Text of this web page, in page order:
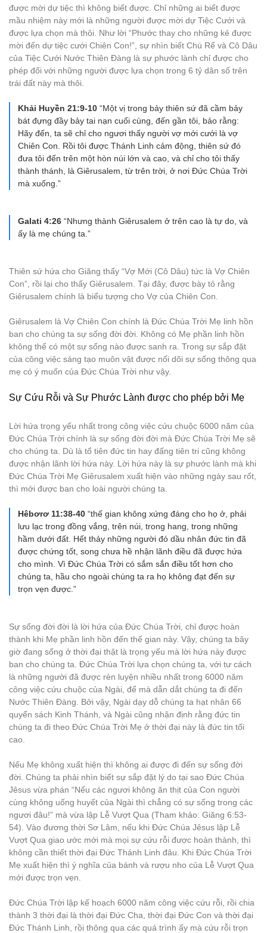
được mời dự tiệc thì không biết được. Chỉ những ai biết được
mầu nhiệm này mới là những người được mời dự Tiệc Cưới và
được lựa chọn mà thôi. Như lời “Phước thay cho những kẻ được
mời đến dự tiệc cưới Chiên Con!”, sự nhìn biết Chú Rể và Cô Dâu
của Tiệc Cưới Nước Thiên Đàng là sự phước lành chỉ được cho
phép đối với những người được lựa chọn trong 6 tỷ dân số trên
trái đất này mà thôi.
Khải Huyền 21:9-10 “Một vị trong bảy thiên sứ đã cầm bảy
bát đựng đầy bảy tai nạn cuối cùng, đến gần tôi, bảo rằng:
Hãy đến, ta sẽ chỉ cho ngươi thấy người vợ mới cưới là vợ
Chiên Con. Rồi tôi được Thánh Linh cảm động, thiên sứ đó
đưa tôi đến trên một hòn núi lớn và cao, và chỉ cho tôi thấy
thành thánh, là Giêrusalem, từ trên trời, ở nơi Đức Chúa Trời
mà xuống.”
Galati 4:26 “Nhưng thành Giêrusalem ở trên cao là tự do, và
ấy là mẹ chúng ta.”
Thiên sứ hứa cho Giăng thấy “Vợ Mới (Cô Dâu) tức là Vợ Chiên
Con”, rồi lại cho thấy Giêrusalem. Tại đây, được bày tỏ rằng
Giêrusalem chính là biểu tượng cho Vợ của Chiên Con.
Giêrusalem là Vợ Chiên Con chính là Đức Chúa Trời Mẹ linh hồn
ban cho chúng ta sự sống đời đời. Không có Mẹ phần linh hồn
không thể có một sự sống nào được sanh ra. Trong sự sắp đặt
của công việc sáng tạo muôn vật được nối dõi sự sống thông qua
mẹ có ý muốn của Đức Chúa Trời như vậy.
Sự Cứu Rỗi và Sự Phước Lành được cho phép bởi Mẹ
Lời hứa trọng yếu nhất trong công việc cứu chuộc 6000 năm của
Đức Chúa Trời chính là sự sống đời đời mà Đức Chúa Trời Mẹ sẽ
cho chúng ta. Dù là tổ tiên đức tin hay đấng tiên tri cũng không
được nhận lãnh lời hứa này. Lời hứa này là sự phước lành mà khi
Đức Chúa Trời Mẹ Giêrusalem xuất hiện vào những ngày sau rốt,
thì mới được ban cho loài người chúng ta.
Hêbơrơ 11:38-40 “thế gian không xứng đáng cho họ ở, phải
lưu lạc trong đồng vắng, trên núi, trong hang, trong những
hầm dưới đất. Hết thảy những người đó dầu nhân đức tin đã
được chứng tốt, song chưa hề nhận lãnh điều đã được hứa
cho mình. Vì Đức Chúa Trời có sắm sắn điều tốt hơn cho
chúng ta, hầu cho ngoài chúng ta ra họ không đạt đến sự
trọn vẹn được.”
Sự sống đời đời là lời hứa của Đức Chúa Trời, chỉ được hoàn
thành khi Mẹ phần linh hồn đến thế gian này. Vậy, chúng ta bây
giờ đang sống ở thời đại thật là trọng yếu mà lời hứa này được
ban cho chúng ta. Đức Chúa Trời lựa chọn chúng ta, với tư cách
là những người đã được rèn luyện nhiều nhất trong 6000 năm
công việc cứu chuộc của Ngài, để mà dẫn dắt chúng ta đi đến
Nước Thiên Đàng. Bởi vậy, Ngài dạy dỗ chúng ta hạt nhân 66
quyển sách Kinh Thánh, và Ngài cũng nhận định rằng đức tin
chúng ta đi theo Đức Chúa Trời Mẹ ở thời đại này là đức tin tối
cao.
Nếu Mẹ không xuất hiện thì không ai được đi đến sự sống đời
đời. Chúng ta phải nhìn biết sự sắp đặt lý do tại sao Đức Chúa
Jêsus vừa phán “Nếu các ngươi không ăn thịt của Con người
cùng không uống huyết của Ngài thì chẳng có sự sống trong các
ngươi đâu!” mà vừa lập Lễ Vượt Qua (Tham khảo: Giăng 6:53-
54). Vào đương thời Sơ Lâm, nếu khi Đức Chúa Jêsus lập Lễ
Vượt Qua giao ước mới mà mọi sự cứu rỗi được hoàn thành, thì
không cần thiết thời đại Đức Thánh Linh đâu. Khi Đức Chúa Trời
Mẹ xuất hiện thì ý nghĩa của bánh và rượu nho của Lễ Vượt Qua
mới được trọn vẹn.
Đức Chúa Trời lập kế hoạch 6000 năm công việc cứu rỗi, rồi chia
thành 3 thời đại là thời đại Đức Cha, thời đại Đức Con và thời đại
Đức Thánh Linh, rồi thông qua các quá trình ấy mà cứu rỗi trọn